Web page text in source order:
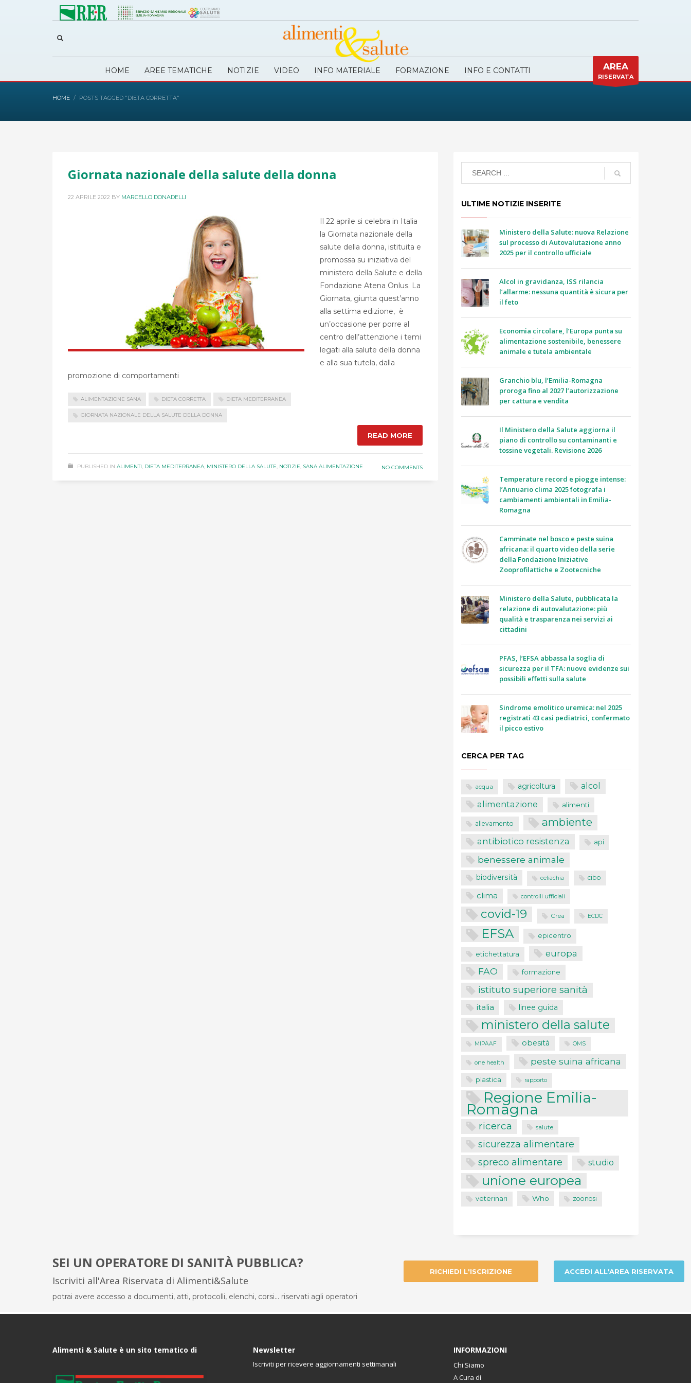
HOME AREE TEMATICHE NOTIZIE VIDEO INFO MATERIALE FORMAZIONE INFO E CONTATTI AREA
RISERVATA
HOME POSTS TAGGED "DIETA CORRETTA"
Giornata nazionale della salute della donna
22 APRILE 2022 BY MARCELLO DONADELLI
Il 22 aprile si celebra in Italia
la Giornata nazionale della
salute della donna, istituita e
promossa su iniziativa del
ministero della Salute e della
Fondazione Atena Onlus. La
Giornata, giunta quest’anno
alla settima edizione, è
un’occasione per porre al
centro dell’attenzione i temi
legati alla salute della donna
e alla sua tutela, dalla
promozione di comportamenti
ALIMENTAZIONE SANA DIETA CORRETTA DIETA MEDITERRANEA
GIORNATA NAZIONALE DELLA SALUTE DELLA DONNA
READ MORE
PUBLISHED IN ALIMENTI, DIETA MEDITERRANEA, MINISTERO DELLA SALUTE, NOTIZIE, SANA ALIMENTAZIONE NO COMMENTS
ULTIME NOTIZIE INSERITE
Ministero della Salute: nuova Relazione
sul processo di Autovalutazione anno
2025 per il controllo ufficiale
Alcol in gravidanza, ISS rilancia
l’allarme: nessuna quantità è sicura per
il feto
Economia circolare, l’Europa punta su
alimentazione sostenibile, benessere
animale e tutela ambientale
Granchio blu, l’Emilia-Romagna
proroga fino al 2027 l’autorizzazione
per cattura e vendita
Il Ministero della Salute aggiorna il
piano di controllo su contaminanti e
tossine vegetali. Revisione 2026
Temperature record e piogge intense:
l’Annuario clima 2025 fotografa i
cambiamenti ambientali in Emilia-
Romagna
Camminate nel bosco e peste suina
africana: il quarto video della serie
della Fondazione Iniziative
Zooprofilattiche e Zootecniche
Ministero della Salute, pubblicata la
relazione di autovalutazione: più
qualità e trasparenza nei servizi ai
cittadini
PFAS, l’EFSA abbassa la soglia di
sicurezza per il TFA: nuove evidenze sui
possibili effetti sulla salute
Sindrome emolitico uremica: nel 2025
registrati 43 casi pediatrici, confermato
il picco estivo
CERCA PER TAG
acqua agricoltura alcol
alimentazione alimenti
allevamento ambiente
antibiotico resistenza api
benessere animale
biodiversità celiachia cibo
clima controlli ufficiali
covid-19 Crea ECDC
EFSA epicentro
etichettatura europa
FAO formazione
istituto superiore sanità
italia linee guida
ministero della salute
MIPAAF obesità OMS
one health peste suina africana
plastica rapporto
Regione Emilia-
Romagna
ricerca salute
sicurezza alimentare
spreco alimentare studio
unione europea
veterinari Who zoonosi
SEI UN OPERATORE DI SANITÀ PUBBLICA?
Iscriviti all'Area Riservata di Alimenti&Salute
potrai avere accesso a documenti, atti, protocolli, elenchi, corsi... riservati agli operatori
RICHIEDI L'ISCRIZIONE ACCEDI ALL'AREA RISERVATA
Alimenti & Salute è un sito tematico di Newsletter
Iscriviti per ricevere aggiornamenti settimanali
INFORMAZIONI
Chi Siamo
A Cura di